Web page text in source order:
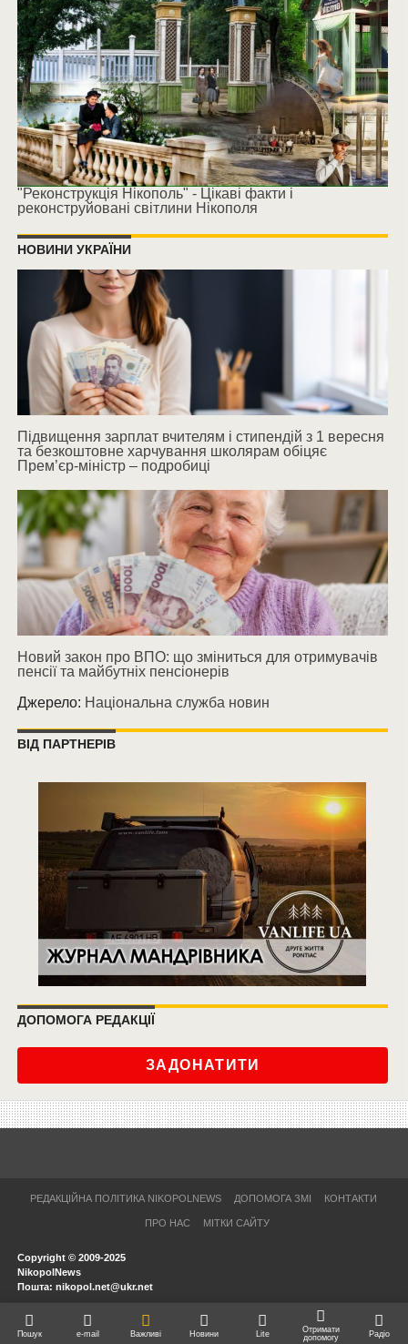
"Реконструкція Нікополь" - Цікаві факти і
реконструйовані світлини Нікополя
НОВИНИ УКРАЇНИ
Підвищення зарплат вчителям і стипендій з 1 вересня
та безкоштовне харчування школярам обіцяє
Прем’єр-міністр – подробиці
Новий закон про ВПО: що зміниться для отримувачів
пенсії та майбутніх пенсіонерів
Джерело: Національна служба новин
ВІД ПАРТНЕРІВ
ДОПОМОГА РЕДАКЦІЇ
ЗАДОНАТИТИ
РЕДАКЦІЙНА ПОЛІТИКА NIKOPOLNEWS ДОПОМОГА ЗМІ КОНТАКТИ
ПРО НАС МІТКИ САЙТУ
Copyright © 2009-2025
NikopolNews
Пошта: nikopol.net@ukr.net
Пошук e-mail Важливі Новини Lite
Отримати
допомогу
Радіо